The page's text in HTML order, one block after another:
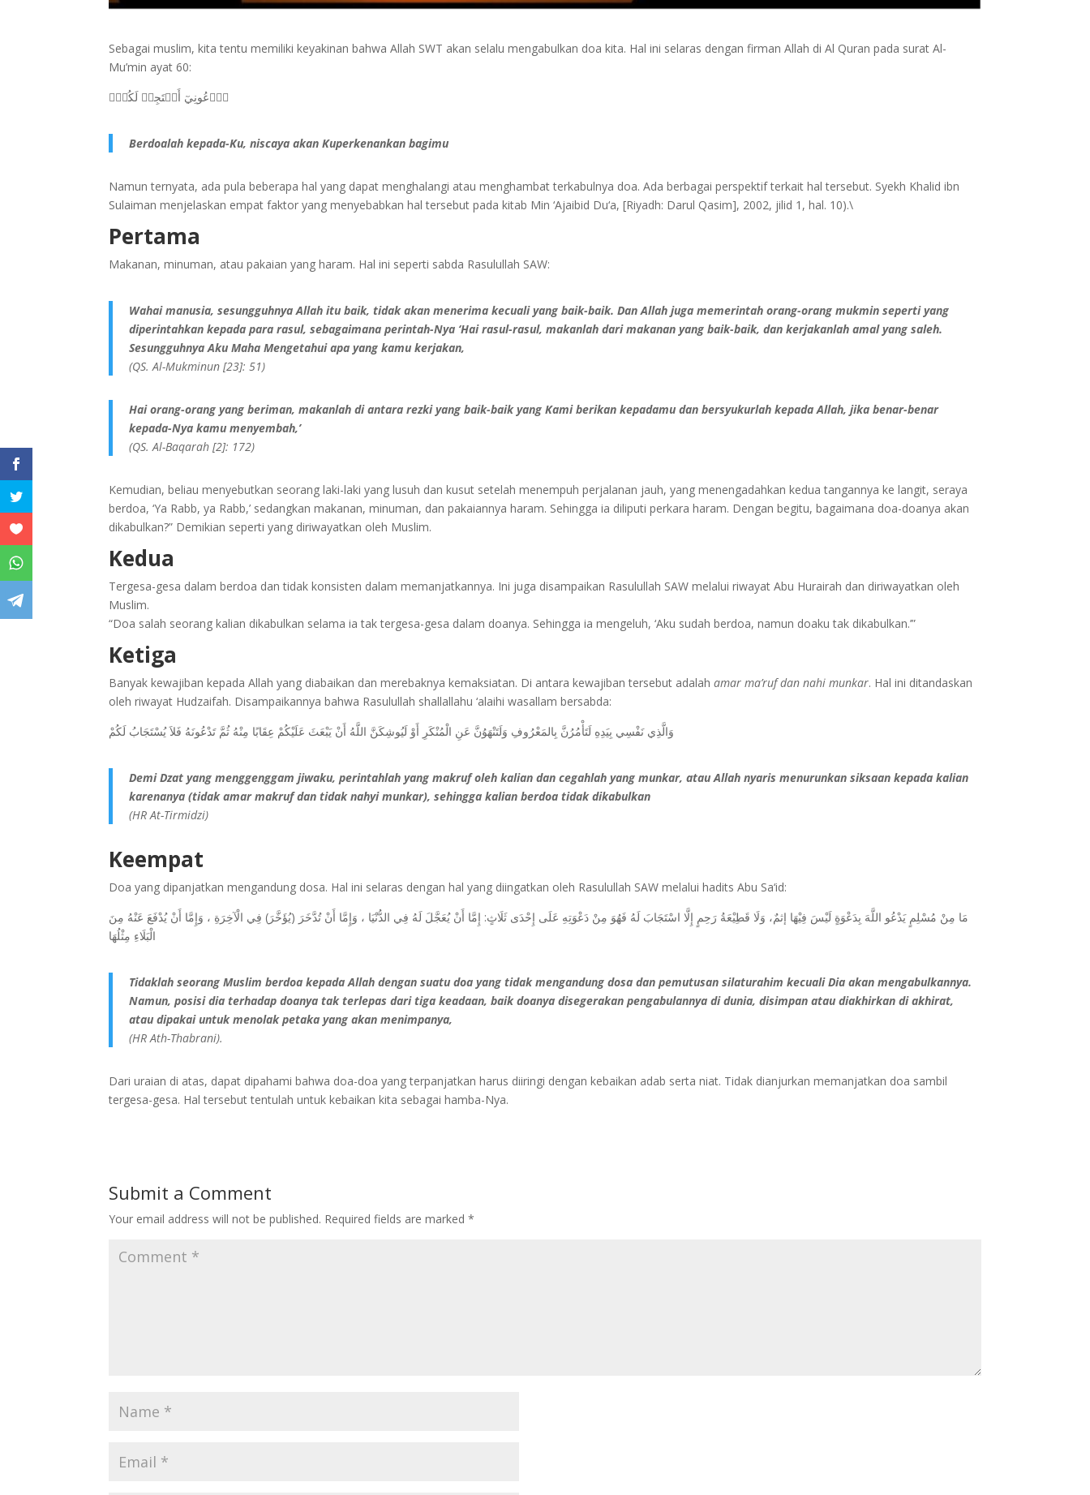
Sebagai muslim, kita tentu memiliki keyakinan bahwa Allah SWT akan selalu mengabulkan doa kita. Hal ini selaras dengan firman Allah di Al Quran pada surat Al-
Mu’min ayat 60:
ٱدۡعُونِيٓ أَسۡتَجِبۡ لَكُمۡۚ
Berdoalah kepada-Ku, niscaya akan Kuperkenankan bagimu
Namun ternyata, ada pula beberapa hal yang dapat menghalangi atau menghambat terkabulnya doa. Ada berbagai perspektif terkait hal tersebut. Syekh Khalid ibn
Sulaiman menjelaskan empat faktor yang menyebabkan hal tersebut pada kitab Min ‘Ajaibid Du‘a, [Riyadh: Darul Qasim], 2002, jilid 1, hal. 10).\
Pertama
Makanan, minuman, atau pakaian yang haram. Hal ini seperti sabda Rasulullah SAW:
Wahai manusia, sesungguhnya Allah itu baik, tidak akan menerima kecuali yang baik-baik. Dan Allah juga memerintah orang-orang mukmin seperti yang
diperintahkan kepada para rasul, sebagaimana perintah-Nya ‘Hai rasul-rasul, makanlah dari makanan yang baik-baik, dan kerjakanlah amal yang saleh.
Sesungguhnya Aku Maha Mengetahui apa yang kamu kerjakan,
(QS. Al-Mukminun [23]: 51)
Hai orang-orang yang beriman, makanlah di antara rezki yang baik-baik yang Kami berikan kepadamu dan bersyukurlah kepada Allah, jika benar-benar
kepada-Nya kamu menyembah,’
(QS. Al-Baqarah [2]: 172)
Kemudian, beliau menyebutkan seorang laki-laki yang lusuh dan kusut setelah menempuh perjalanan jauh, yang menengadahkan kedua tangannya ke langit, seraya
berdoa, ‘Ya Rabb, ya Rabb,’ sedangkan makanan, minuman, dan pakaiannya haram. Sehingga ia diliputi perkara haram. Dengan begitu, bagaimana doa-doanya akan
dikabulkan?” Demikian seperti yang diriwayatkan oleh Muslim.
Kedua
Tergesa-gesa dalam berdoa dan tidak konsisten dalam memanjatkannya. Ini juga disampaikan Rasulullah SAW melalui riwayat Abu Hurairah dan diriwayatkan oleh
Muslim.
“Doa salah seorang kalian dikabulkan selama ia tak tergesa-gesa dalam doanya. Sehingga ia mengeluh, ‘Aku sudah berdoa, namun doaku tak dikabulkan.’”
Ketiga
Banyak kewajiban kepada Allah yang diabaikan dan merebaknya kemaksiatan. Di antara kewajiban tersebut adalahamar ma’ruf dan nahi munkar. Hal ini ditandaskan
oleh riwayat Hudzaifah. Disampaikannya bahwa Rasulullah shallallahu ‘alaihi wasallam bersabda:
وَالَّذِي نَفْسِي بِيَدِهِ لَتَأْمُرُنَّ بِالمَعْرُوفِ وَلَتَنْهَوُنَّ عَنِ الْمُنْكَرِ أَوْ لَيُوشِكَنَّ اللَّهُ أَنْ يَبْعَثَ عَلَيْكُمْ عِقَابًا مِنْهُ ثُمَّ تَدْعُونَهُ فَلاَ يُسْتَجَابُ لَكُمْ
Demi Dzat yang menggenggam jiwaku, perintahlah yang makruf oleh kalian dan cegahlah yang munkar, atau Allah nyaris menurunkan siksaan kepada kalian
karenanya (tidak amar makruf dan tidak nahyi munkar), sehingga kalian berdoa tidak dikabulkan
(HR At-Tirmidzi)
Keempat
Doa yang dipanjatkan mengandung dosa. Hal ini selaras dengan hal yang diingatkan oleh Rasulullah SAW melalui hadits Abu Sa‘id:
مَا مِنْ مُسْلِمٍ يَدْعُو اللَّهَ بِدَعْوَةٍ لَيْسَ فِيْهَا إثمٌ، وَلَا قَطِيْعَةُ رَحِمٍ إِلَّا اسْتَجَابَ لَهُ فَهُوَ مِنْ دَعْوَتِهِ عَلَى إِحْدَى ثَلَاثٍ: إِمَّا أَنْ يُعَجَّلَ لَهُ فِي الدُّنْيَا ، وَإِمَّا أَنْ تُدَّخَرَ (يُؤَخَّرَ) فِي الْآخِرَةِ ، وَإِمَّا أَنْ يُدْفَعَ عَنْهُ مِنَ
الْبَلَاءِ مِثْلُهَا
Tidaklah seorang Muslim berdoa kepada Allah dengan suatu doa yang tidak mengandung dosa dan pemutusan silaturahim kecuali Dia akan mengabulkannya.
Namun, posisi dia terhadap doanya tak terlepas dari tiga keadaan, baik doanya disegerakan pengabulannya di dunia, disimpan atau diakhirkan di akhirat,
atau dipakai untuk menolak petaka yang akan menimpanya,
(HR Ath-Thabrani).
Dari uraian di atas, dapat dipahami bahwa doa-doa yang terpanjatkan harus diiringi dengan kebaikan adab serta niat. Tidak dianjurkan memanjatkan doa sambil
tergesa-gesa. Hal tersebut tentulah untuk kebaikan kita sebagai hamba-Nya.
Submit a Comment
Your email address will not be published. Required fields are marked*